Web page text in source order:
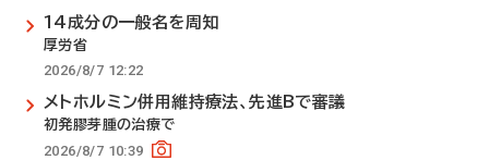
14成分の一般名を周知
厚労省
2026/8/7 12:22
メトホルミン併用維持療法、先進Bで審議
初発膠芽腫の治療で
2026/8/7 10:39